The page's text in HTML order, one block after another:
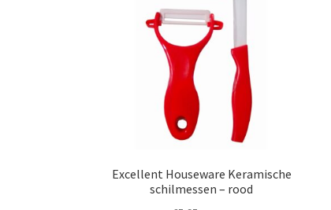
Excellent Houseware Keramische
schilmessen – rood